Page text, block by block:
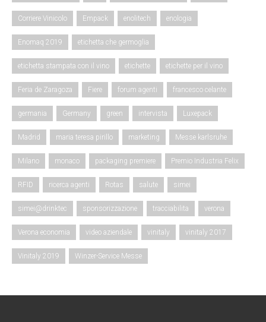
Corriere Vinicolo Empack enolitech enologia
Enomaq 2019 etichetta che germoglia
etichetta stampata con il vino etichette etichette per il vino
Feria de Zaragoza Fiere forum agenti francesco celante
germania Germany green intervista Luxepack
Madrid maria teresa pirillo marketing Messe karlsruhe
Milano monaco packaging premiere Premio Industria Felix
RFID ricerca agenti Rotas salute simei
simei@drinktec sponsorizzazione tracciabilita verona
Verona economia video aziendale vinitaly vinitaly 2017
Vinitaly 2019 Winzer-Service Messe